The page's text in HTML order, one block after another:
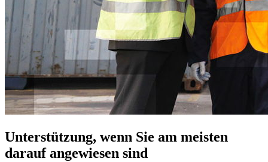
Unterstützung, wenn Sie am meisten
darauf angewiesen sind